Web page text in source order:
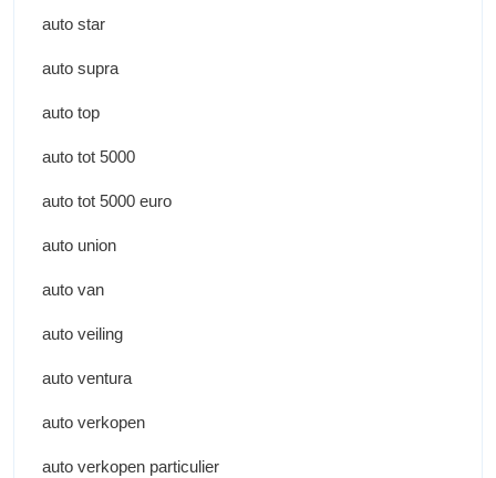
auto star
auto supra
auto top
auto tot 5000
auto tot 5000 euro
auto union
auto van
auto veiling
auto ventura
auto verkopen
auto verkopen particulier